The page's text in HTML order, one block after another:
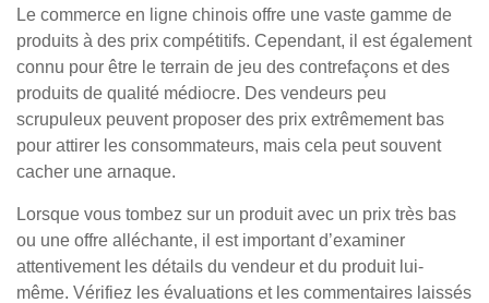
Le commerce en ligne chinois offre une vaste gamme de
produits à des prix compétitifs. Cependant, il est également
connu pour être le terrain de jeu des contrefaçons et des
produits de qualité médiocre. Des vendeurs peu
scrupuleux peuvent proposer des prix extrêmement bas
pour attirer les consommateurs, mais cela peut souvent
cacher une arnaque.
Lorsque vous tombez sur un produit avec un prix très bas
ou une offre alléchante, il est important d’examiner
attentivement les détails du vendeur et du produit lui-
même. Vérifiez les évaluations et les commentaires laissés